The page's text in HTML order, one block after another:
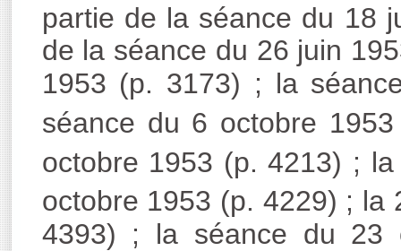
partie de la séance du 18
de la séance du 26 juin
1953 (p. 3173) ; la
séance du 6 octobre
octobre 1953 (p. 4213) ;
octobre 1953 (p. 4229) ; la
4393) ; la séance du 23